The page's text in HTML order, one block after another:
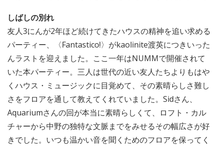
しばしの別れ
友人3にんが2年ほど続けてきたハウスの精神を追い求める
パーティー、〈Fantastico!〉がkaolinite渡英につきいった
んラストを迎えました。ここ一年はNUMMで開催されて
いた本パーティー。三人は世代の近い友人たちよりもはや
くハウス・ミュージックに目覚めて、その素晴らしさ難し
さをフロアを通して教えてくれていました。Sidさん、
Aquariumさんの回が本当に素晴らしくて、ロフト・カル
チャーから中野の独特な文脈までをみせるその幅広さが好
きでした。いつも温かい音を聞くためのフロアを保ってく